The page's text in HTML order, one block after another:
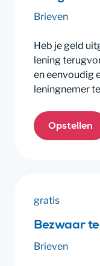
Brieven
Heb je geld
lening
en eenvoudig
leningnemer
Opstellen
gratis
Bezwaar
Brieven